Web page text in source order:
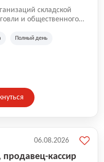
складской
и общественного
успешно трудится
сотрудник
Полный день
продавец-кассир
06.08.2026